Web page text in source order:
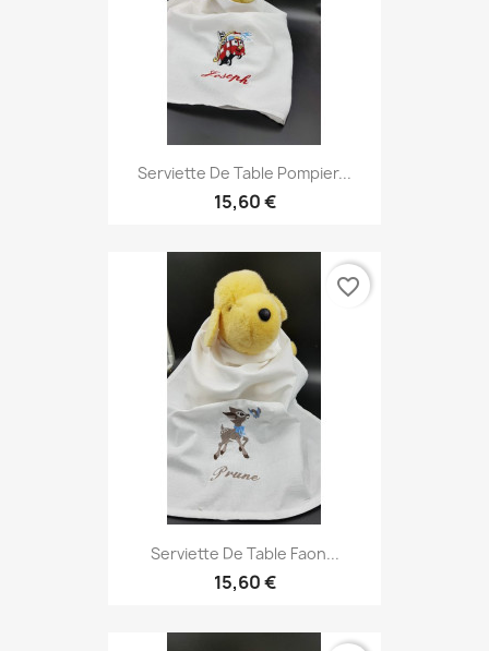
Serviette De Table Pompier...
15,60 €
Serviette De Table Faon...
15,60 €
favorite_border